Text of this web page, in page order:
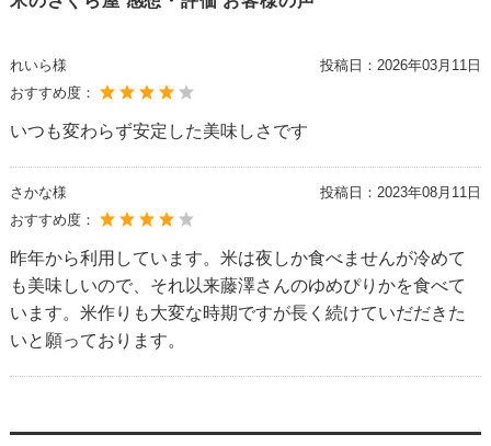
れいら様 投稿日： 2026年03月11日
おすすめ度：
いつも変わらず安定した美味しさです
さかな様 投稿日： 2023年08月11日
おすすめ度：
昨年から利用しています。米は夜しか食べませんが冷めて
も美味しいので、それ以来藤澤さんのゆめぴりかを食べて
います。米作りも大変な時期ですが長く続けていだだきた
いと願っております。